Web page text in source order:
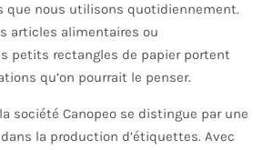
que nous utilisons quotidiennement.
articles alimentaires ou
petits rectangles de papier portent
qu’on pourrait le penser.
société Canopeo se distingue par une
la production d’étiquettes. Avec